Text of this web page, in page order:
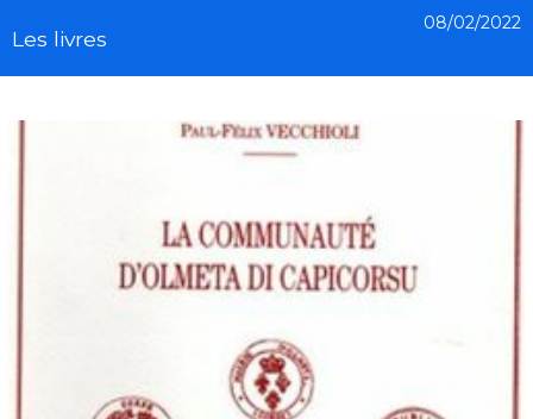
Les livres
08/02/2022